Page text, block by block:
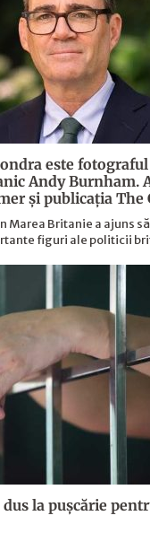
este
Andy Burnham.
și publicația The
Marea Britanie a ajuns
figuri ale politicii
la pușcărie